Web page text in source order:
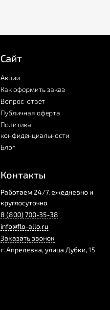
Сайт
Акции
Как оформить заказ
Вопрос-ответ
Публичная оферта
Политика
конфиденциальности
Блог
Контакты
Работаем 24/7, ежедневно и
круглосуточно
8 (800) 700-35-38
info@flo-allo.ru
Заказать звонок
г.Апрелевка,улица Дубки, 15